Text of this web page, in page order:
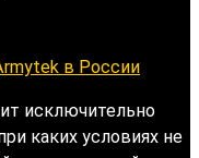
исключительно
каких условиях не